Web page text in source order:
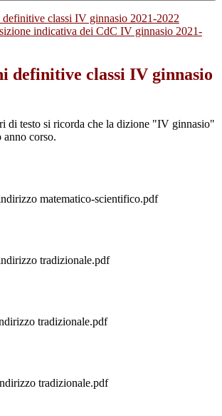
classi IV ginnasio 2021-2022
indicativa dei CdC IV ginnasio 2021-
definitive classi IV ginnasio
di testo si ricorda che la dizione "IV ginnasio"
corso.
matematico-scientifico.pdf
tradizionale.pdf
tradizionale.pdf
tradizionale.pdf